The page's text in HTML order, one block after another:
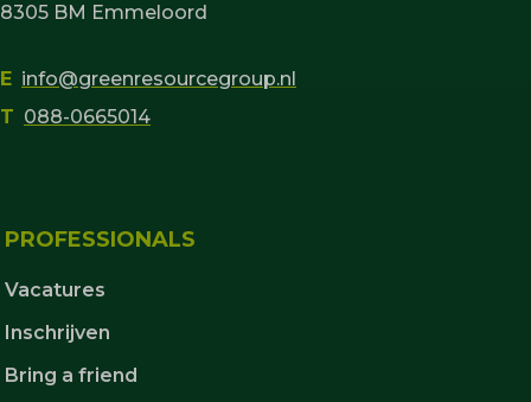
8305 BM Emmeloord
E info@greenresourcegroup.nl
T 088-0665014
PROFESSIONALS
Vacatures
Inschrijven
Bring a friend